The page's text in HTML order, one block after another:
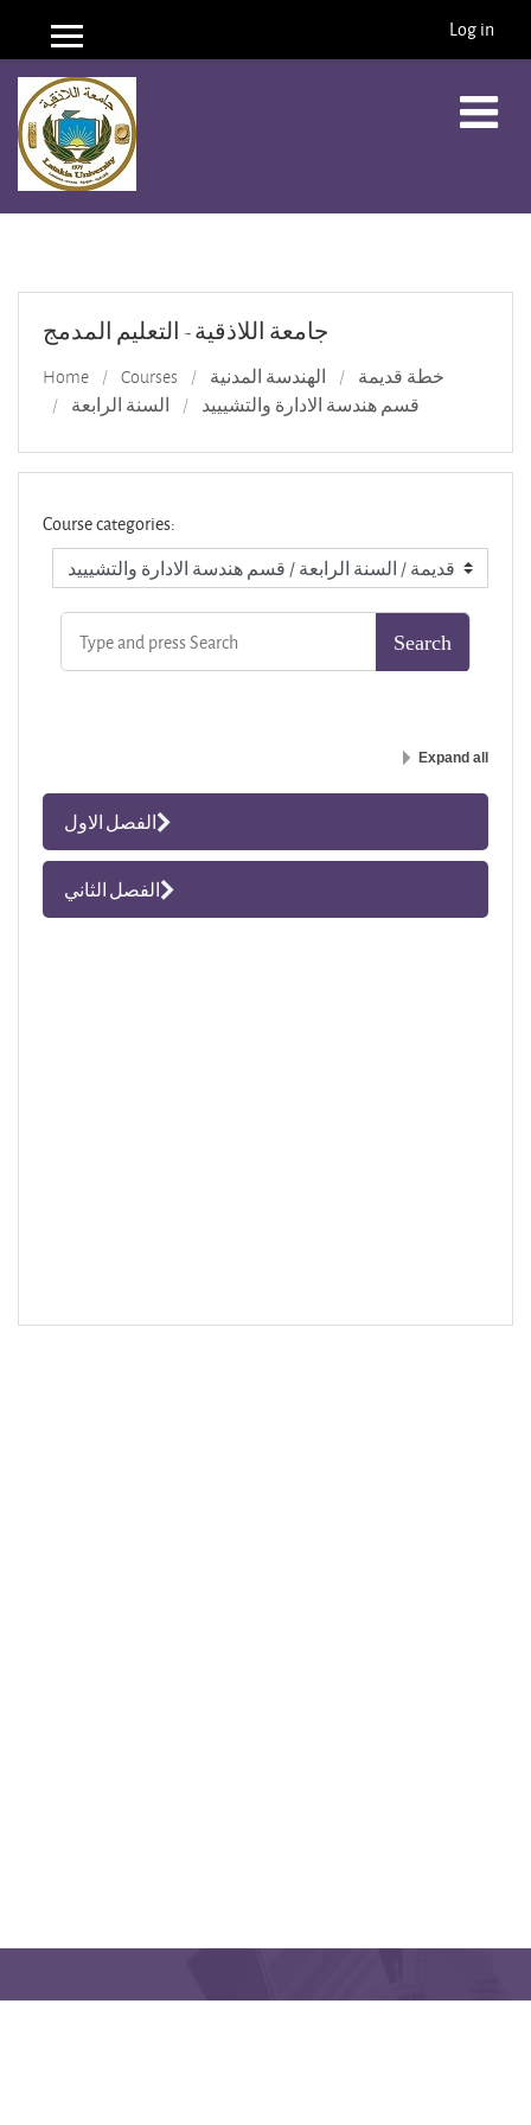
Skip to main content
Side panel Log in
جامعة اللاذقية - التعليم المدمج
Home Courses الهندسة المدنية
خطة قديمة
السنة الرابعة
قسم هندسة الادارة والتشيييد
Course categories:
Expand all
الفصل الاول
الفصل الثاني